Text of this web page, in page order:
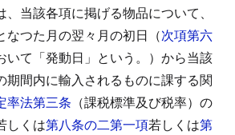
当該各項に掲げる物品について、
なつた月の翌々月の初日（次項第六
いて「発動日」という。）から当該
期間内に輸入されるものに課する関
率法第三条 （課税標準及び税率）の
しくは第八条の二第一項若しくは第